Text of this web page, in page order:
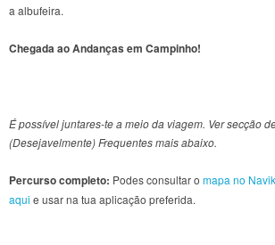
a albufeira.
Chegada ao Andanças em Campinho!
É possível juntares-te a meio da viagem. Ver secção
(Desejavelmente) Frequentes mais abaixo.
Percurso completo: Podes consultar o mapa no
aqui e usar na tua aplicação preferida.